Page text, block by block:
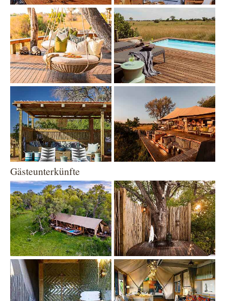
Show larger version Show larger version
Show larger version
Gästeunterkünfte
Show larger version Show larger version
Show larger version Show larger version